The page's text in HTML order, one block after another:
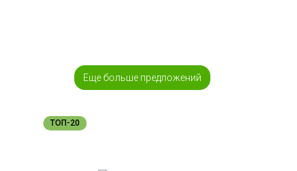
Еще больше предложений
ТОП-20